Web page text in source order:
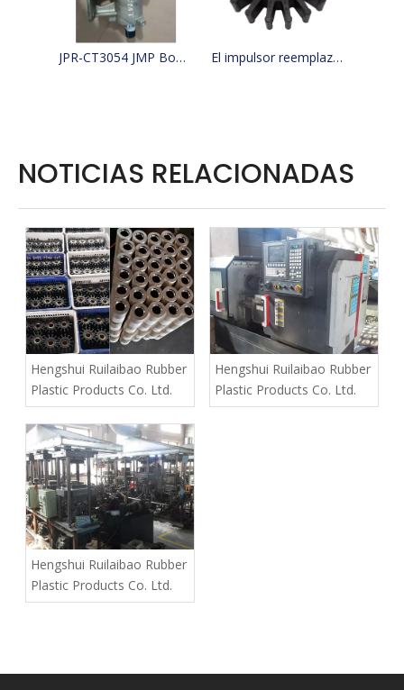
JPR-CT3054 JMP Bomba de agua de mar para barco de refrigeración reemplaza 4255411, 425-5411, Jabsco 29630-1301S, W100000 El impulsor reemplaza a JMP 9500-01/JABSCO 15780-0000/JOHNSON 15299-1000
NOTICIAS RELACIONADAS
Hengshui Ruilaibao Rubber
Plastic Products Co. Ltd.
Hengshui Ruilaibao Rubber
Plastic Products Co. Ltd.
Hengshui Ruilaibao Rubber
Plastic Products Co. Ltd.